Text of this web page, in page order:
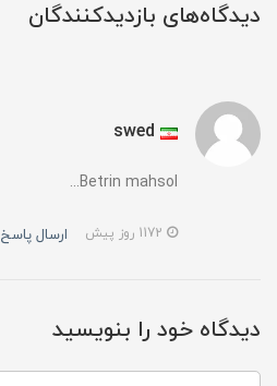
دیدگاه‌های بازدیدکنندگان
swed
Betrin mahsol...
ارسال پاسخ
دیدگاه خود را بنویسید